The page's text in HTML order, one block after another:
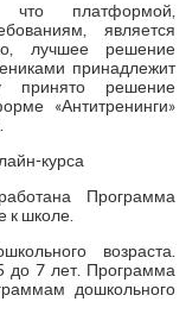
платформой,
является
лучшее решение
принадлежит
решение
«Антитренинги»
курса
Программа
к школе.
возраста.
до 7 лет. Программа
дошкольного